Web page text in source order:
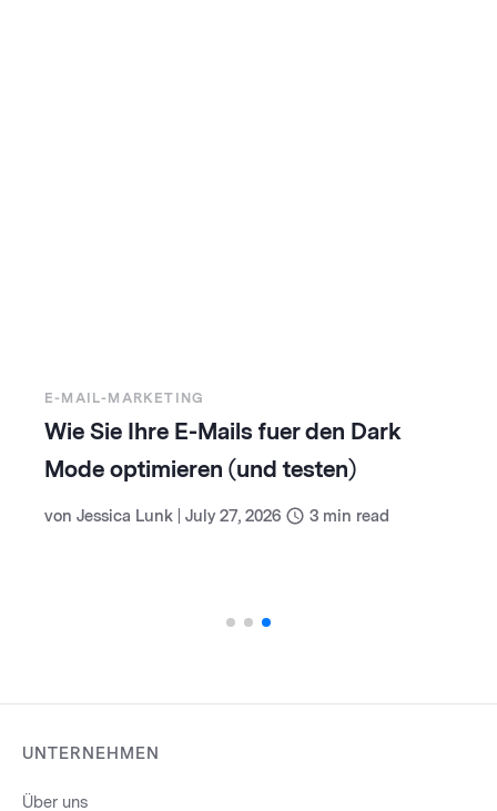
E-MAIL-MARKETING
Wie Sie Ihre E-Mails fuer den Dark
Mode optimieren (und testen)
von Jessica Lunk July 27, 2026 3 min read
UNTERNEHMEN
Über uns